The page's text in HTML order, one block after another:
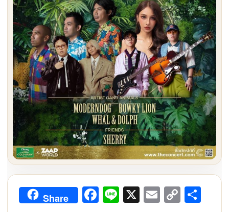
Share Facebook
Line
X Email
Copy